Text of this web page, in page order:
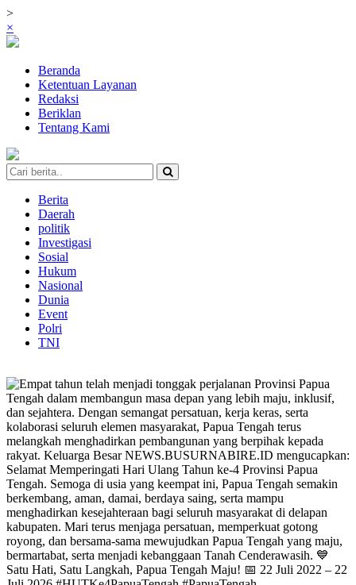
>
×
Beranda
Ketentuan Layanan
Redaksi
Beriklan
Tentang Kami
Berita
Daerah
politik
Investigasi
Sosial
Hukum
Nasional
Dunia
Event
Polri
TNI